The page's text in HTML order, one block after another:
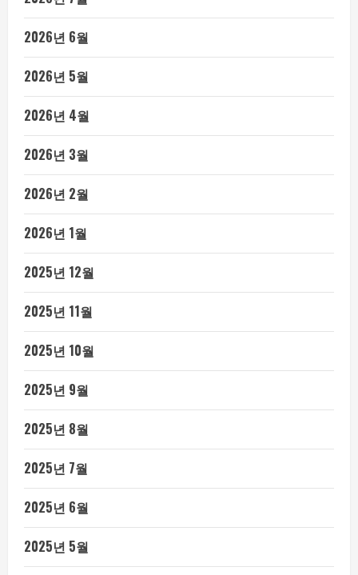
2026년 6월
2026년 5월
2026년 4월
2026년 3월
2026년 2월
2026년 1월
2025년 12월
2025년 11월
2025년 10월
2025년 9월
2025년 8월
2025년 7월
2025년 6월
2025년 5월